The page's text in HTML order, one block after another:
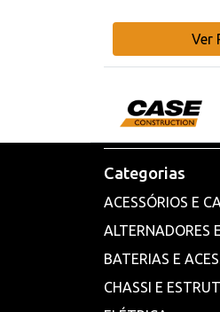
Ver
Categorias
ACESSÓRIOS E
ALTERNADORES
BATERIAS E
CHASSI E